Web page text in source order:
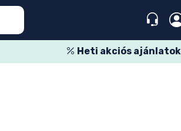
Heti akciós ajánlatok